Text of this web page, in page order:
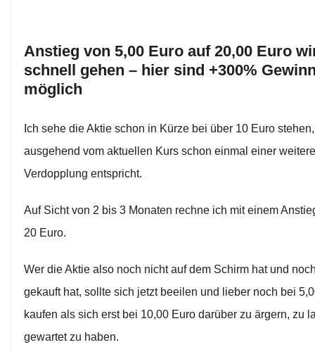
Anstieg von 5,00 Euro auf 20,00 Euro
schnell gehen – hier sind +300%
möglich
Ich sehe die Aktie schon in Kürze bei über 10 Euro
ausgehend vom aktuellen Kurs schon einmal einer
Verdopplung entspricht.
Auf Sicht von 2 bis 3 Monaten rechne ich mit einem
20 Euro.
Wer die Aktie also noch nicht auf dem Schirm hat und
gekauft hat, sollte sich jetzt beeilen und lieber noch bei
kaufen als sich erst bei 10,00 Euro darüber zu ärgern, zu
gewartet zu haben.